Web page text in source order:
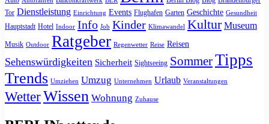
Tor Dienstleistung Einrichtung Events Flughafen Garten Geschichte Gesundheit
Hauptstadt Hotel Indoor Info Job Kinder Klimawandel Kultur Museum
Musik Outdoor Ratgeber Regenwetter Reise Reisen
Sehenswürdigkeiten Sicherheit Sightseeing SommerTipps
Trends Umziehen Umzug Unternehmen Urlaub Veranstaltungen
WetterWissen Wohnung Zuhause